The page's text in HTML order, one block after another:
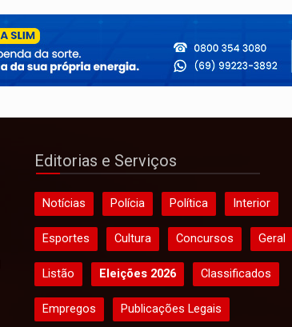
Editorias e Serviços
Notícias Polícia Política Interior
Esportes Cultura Concursos Geral
Listão Eleições 2026 Classificados
Empregos Publicações Legais